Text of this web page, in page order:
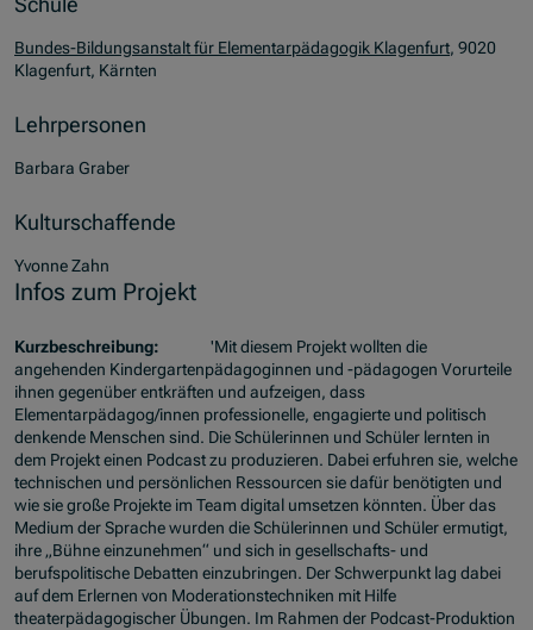
Bundes-Bildungsanstalt für Elementarpädagogik Klagenfurt, 9020
Klagenfurt, Kärnten
Lehrpersonen
Barbara Graber
Kulturschaffende
Yvonne Zahn
Infos zum Projekt
Kurzbeschreibung:
'Mit diesem Projekt wollten die
angehenden Kindergartenpädagoginnen und -pädagogen Vorurteile
ihnen gegenüber entkräften und aufzeigen, dass
Elementarpädagog/innen professionelle, engagierte und politisch
denkende Menschen sind. Die Schülerinnen und Schüler lernten in
dem Projekt einen Podcast zu produzieren. Dabei erfuhren sie, welche
technischen und persönlichen Ressourcen sie dafür benötigten und
wie sie große Projekte im Team digital umsetzen könnten. Über das
Medium der Sprache wurden die Schülerinnen und Schüler ermutigt,
ihre „Bühne einzunehmen“ und sich in gesellschafts- und
berufspolitische Debatten einzubringen. Der Schwerpunkt lag dabei
auf dem Erlernen von Moderationstechniken mit Hilfe
theaterpädagogischer Übungen. Im Rahmen der Podcast-Produktion